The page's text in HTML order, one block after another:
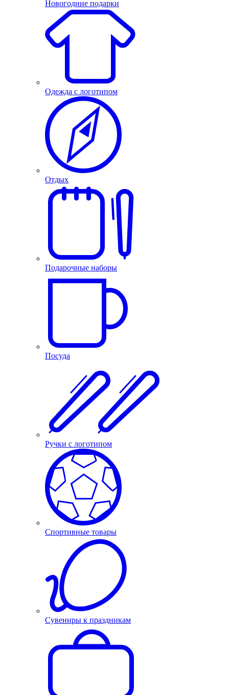
Новогодние подарки
Одежда с логотипом
Отдых
Подарочные наборы
Посуда
Ручки с логотипом
Спортивные товары
Сувениры к праздникам